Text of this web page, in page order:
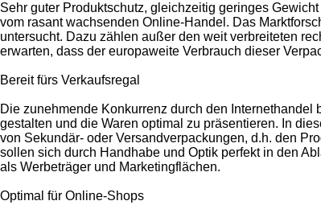
Sehr guter Produktschutz, gleichzeitig geringes
vom rasant wachsenden Online-Handel. Das
untersucht. Dazu zählen außer den weit verbreiteten
erwarten, dass der europaweite Verbrauch dieser
Bereit fürs Verkaufsregal
Die zunehmende Konkurrenz durch den
gestalten und die Waren optimal zu präsentieren. In
von Sekundär- oder Versandverpackungen, d.h. den
sollen sich durch Handhabe und Optik perfekt in den
als Werbeträger und Marketingflächen.
Optimal für Online-Shops